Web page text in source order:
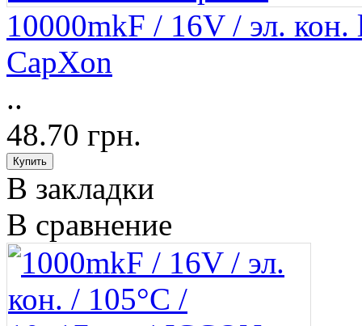
10000mkF / 16V / эл.
CapXon
..
48.70 грн.
В закладки
В сравнение